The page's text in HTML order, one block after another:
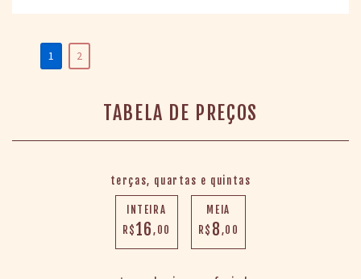
TABELA DE PREÇOS
terças, quartas e quintas
INTEIRA
R$16,00
MEIA
R$ 8,00
1 2